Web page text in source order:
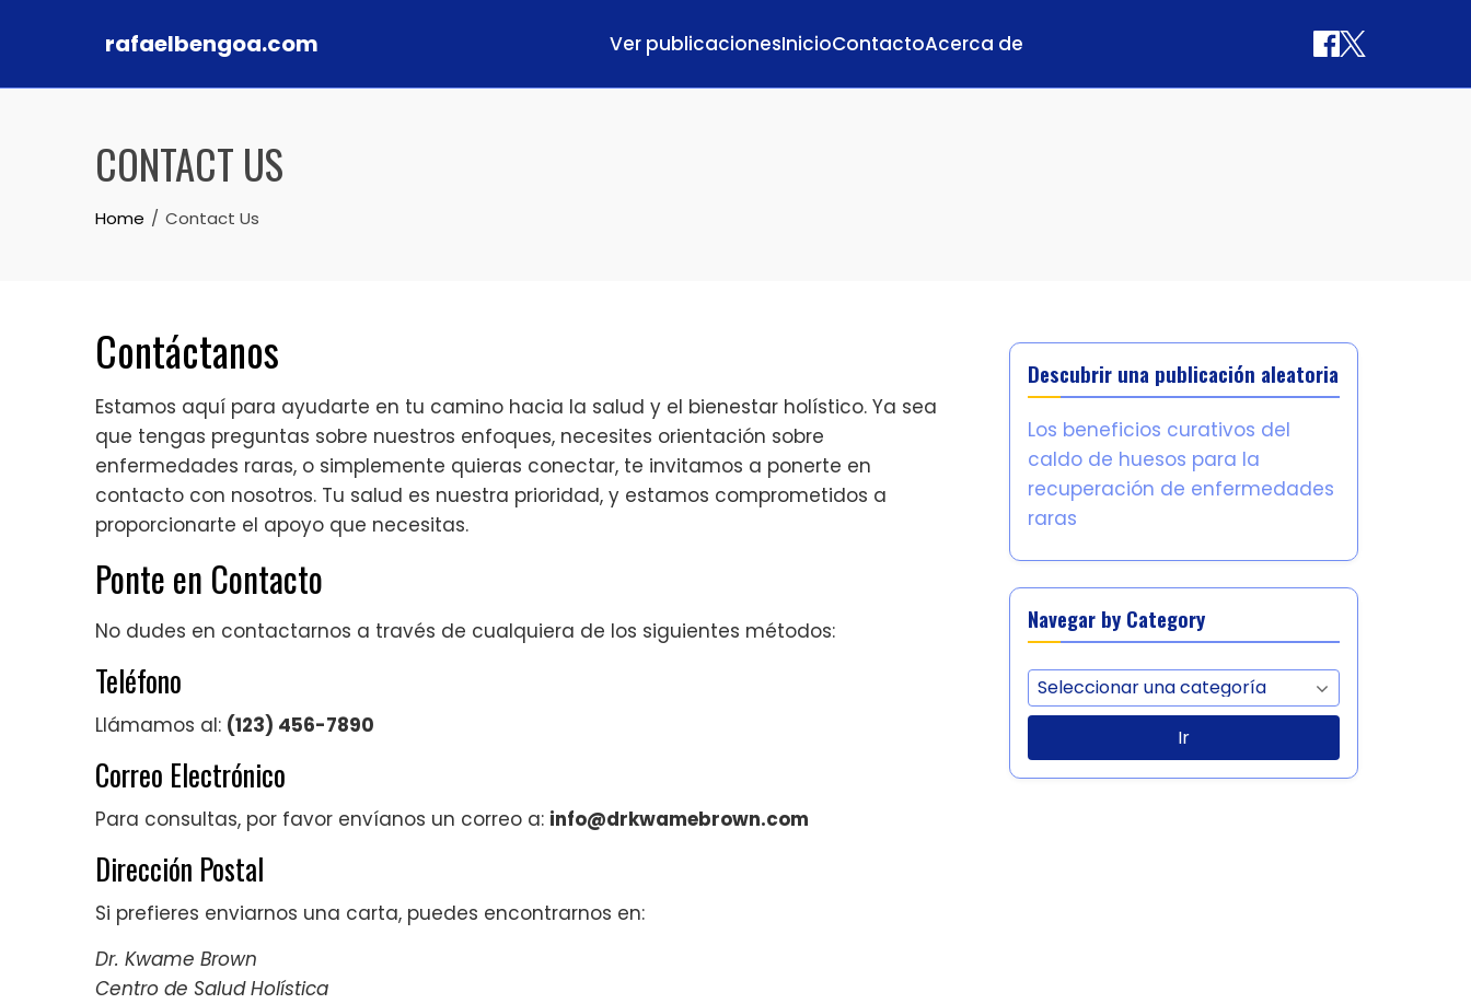
rafaelbengoa.com Ver publicacionesInicioContactoAcerca de
CONTACT US
Home Contact Us
Contáctanos
Estamos aquí para ayudarte en tu camino hacia la salud y el bienestar holístico. Ya sea
que tengas preguntas sobre nuestros enfoques, necesites orientación sobre
enfermedades raras, o simplemente quieras conectar, te invitamos a ponerte en
contacto con nosotros. Tu salud es nuestra prioridad, y estamos comprometidos a
proporcionarte el apoyo que necesitas.
Ponte en Contacto
No dudes en contactarnos a través de cualquiera de los siguientes métodos:
Teléfono
Llámamos al: (123) 456-7890
Correo Electrónico
Para consultas, por favor envíanos un correo a: info@drkwamebrown.com
Dirección Postal
Si prefieres enviarnos una carta, puedes encontrarnos en:
Dr. Kwame Brown
Centro de Salud Holística
Descubrir una publicación aleatoria
Los beneficios curativos del
caldo de huesos para la
recuperación de enfermedades
raras
Navegar by Category
Ir